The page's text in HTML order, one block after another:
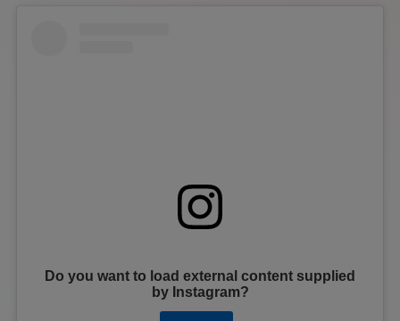
Do you want to load external content supplied
by Instagram?